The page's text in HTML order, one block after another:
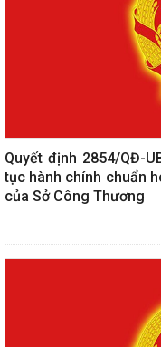
Quyết định 2854/QĐ-
tục hành chính chuẩn
của Sở Công Thương